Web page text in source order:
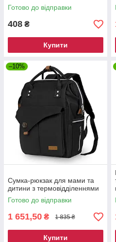
Готово до відправки
408 ₴
Купити
–10%
Cумка-рюкзак для мами та
дитини з термовідділеннями
Готово до відправки
1 651,50 ₴ 1 835 ₴
Купити